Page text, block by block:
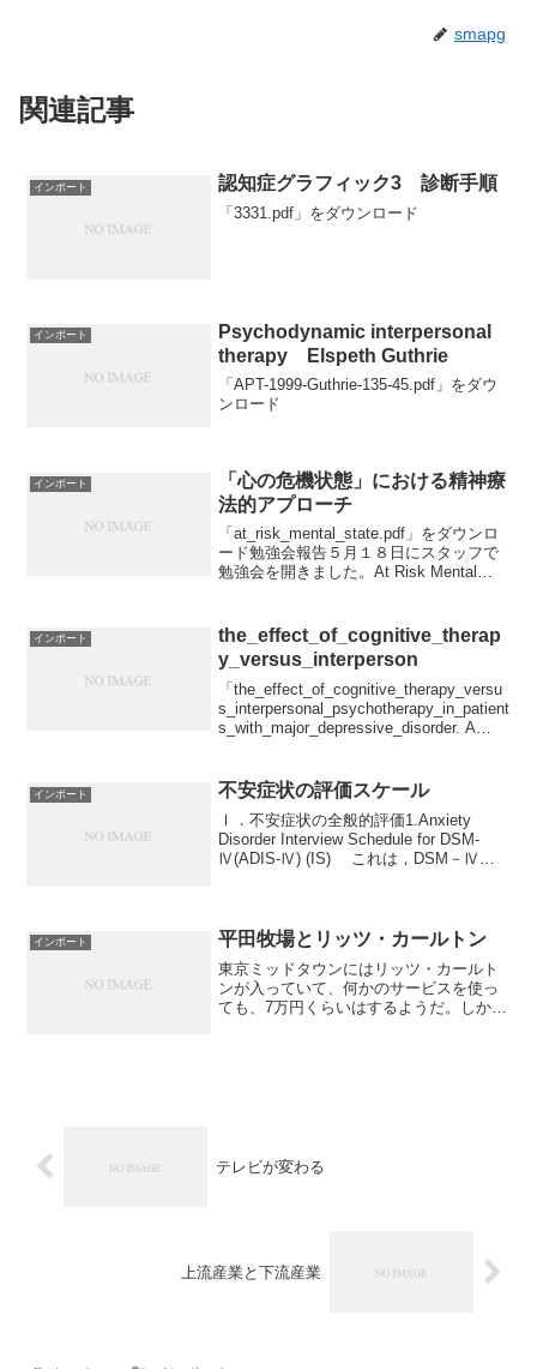
smapg
関連記事
インポート 認知症グラフィック3 診断手順
「3331.pdf」をダウンロード
インポート
Psychodynamic interpersonal
therapy Elspeth Guthrie
「APT-1999-Guthrie-135-45.pdf」をダウ
ンロード
インポート
「心の危機状態」における精神療
法的アプローチ
「at_risk_mental_state.pdf」をダウンロ
ード勉強会報告５月１８日にスタッフで
勉強会を開きました。At Risk Mental
という考え方で...
インポート
the_effect_of_cognitive_therap
y_versus_interperson
「the_effect_of_cognitive_therapy_versu
s_interpersonal_psychotherapy_in_patient
s_with_major_depressive_disorder. A
インポート 不安症状の評価スケール
Ⅰ．不安症状の全般的評価1.Anxiety
Disorder Interview Schedule for DSM-
Ⅳ(ADIS-Ⅳ) (IS) これは，DSM－Ⅳの
インポート 平田牧場とリッツ・カールトン
東京ミッドタウンにはリッツ・カールト
ンが入っていて、何かのサービスを使っ
ても、7万円くらいはするようだ。しかし
テレビが変わる
上流産業と下流産業